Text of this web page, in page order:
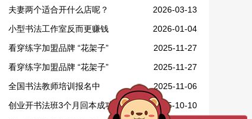
夫妻两个适合开什么店呢？
2026-03-13
小型书法工作室反而更赚钱
2026-01-04
看穿练字加盟品牌 “花架子”
2025-11-27
看穿练字加盟品牌 “花架子”
2025-11-27
全国书法教师培训报名中
2025-11-06
创业开书法班3个月回本成功案例
2025-10-10